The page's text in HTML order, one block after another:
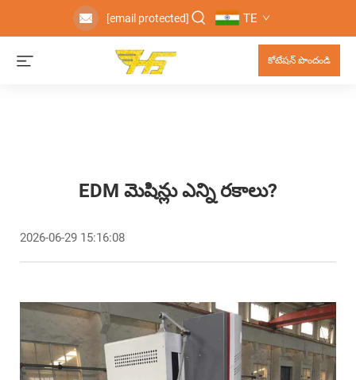
[email protected] TE
కోటేషన్ పొందండి
EDM మెషిన్లు ఎన్ని రకాలు?
2026-06-29 15:16:08